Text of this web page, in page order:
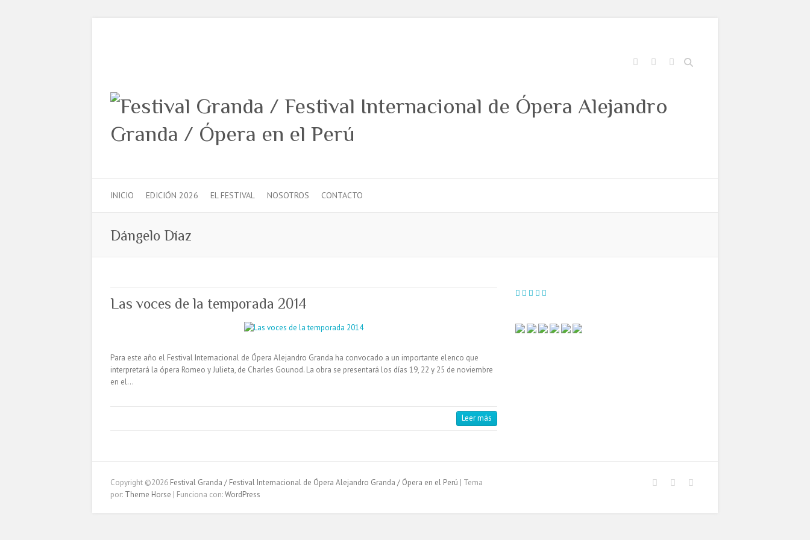
Buscar
INICIO EDICIÓN 2026 EL FESTIVAL NOSOTROS CONTACTO
Dángelo Díaz
Las voces de la temporada 2014
Para este año el Festival Internacional de Ópera Alejandro Granda ha convocado a un importante elenco que
interpretará la ópera Romeo y Julieta, de Charles Gounod. La obra se presentará los días 19, 22 y 25 de noviembre
en el…
Leer más
Copyright ©2026 Festival Granda / Festival Internacional de Ópera Alejandro Granda / Ópera en el Perú | Tema
por: Theme Horse | Funciona con:WordPress